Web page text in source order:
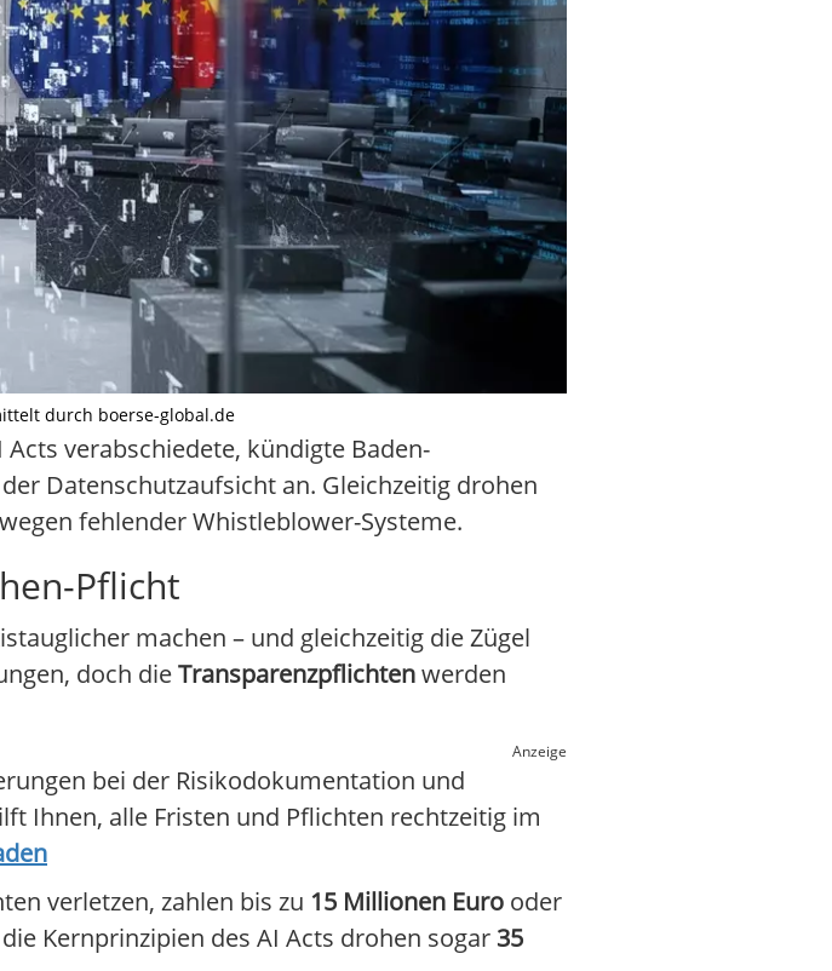
durch boerse-global.de
verabschiedete, kündigte Baden-
Datenschutzaufsicht an. Gleichzeitig drohen
fehlender Whistleblower-Systeme.
Pflicht
machen – und gleichzeitig die Zügel
doch dieTransparenzpflichtenwerden
Anzeige
bei der Risikodokumentation und
Ihnen, alle Fristen und Pflichten rechtzeitig im
verletzen, zahlen bis zu 15 Millionen Euro oder
Kernprinzipien des AI Acts drohen sogar 35